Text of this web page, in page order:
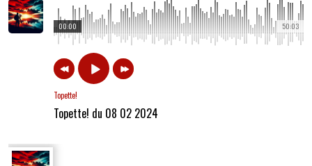
50:03
00:00
Topette!
Topette! du 08 02 2024